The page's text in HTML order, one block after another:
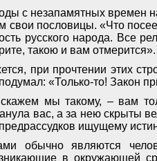
с незапамятных времен
свои пословицы. «Что
русского народа. Все
такою и вам отмерится».
при прочтении этих
«Только-то! Закон
мы такому, – вам
вас, а за нею скрыты
ищущему
обычно являются
в окружающей